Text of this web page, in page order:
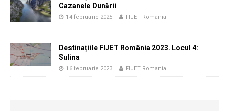
Cazanele Dunării
14 februarie 2025 FIJET Romania
Destinațiile FIJET România 2023. Locul 4:
Sulina
16 februarie 2023 FIJET Romania